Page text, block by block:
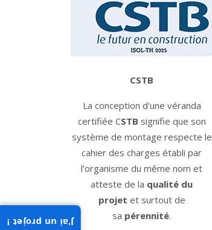
J'ai un projet !
CSTB
La conception d’une véranda
certifiée CSTB signifie que son
système de montage respecte le
cahier des charges établi par
l’organisme du même nom et
atteste de la qualité du
projet et surtout de
sa pérennité.